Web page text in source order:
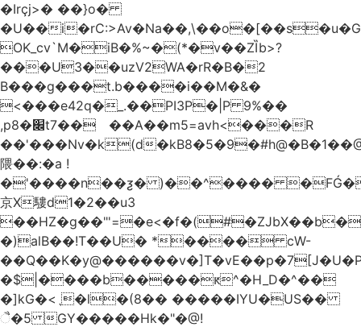
�Irçj>� ��}o�
�U��
OK_cv`M�iB�%~�(*�v��ZȈb>?
���U3��uzV2WA�rR�B�2
B���g���t.b����i��M�&�
<���e42q�_.��PI3P�|P 9%��
,p8�׌t7��𥉉��A��m5=avh<���R
��'���Nv�k(d
隈��:�a !
�'����n��ƺ� )��^����
京X䮫d1�2��u3
�)alB��!T��U� *���� cW-
�$|����b�����ԟ^�H_D�^��
�]kG�<ˎ�l�(8�� �����IYU�US��
ૈ�5 GY�����Hk�"�@!